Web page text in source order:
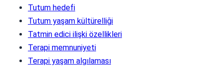
Tutum hedefi
Tutum yaşam kültürelliği
Tatmin edici ilişki özellikleri
Terapi memnuniyeti
Terapi yaşam algılaması